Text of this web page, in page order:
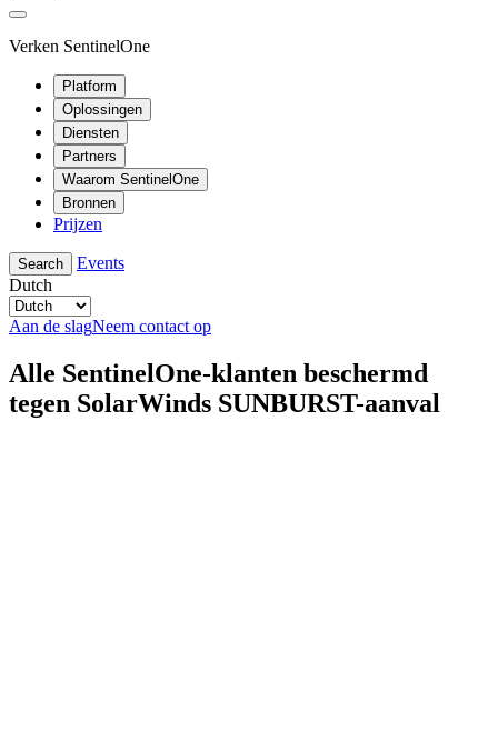
Verken SentinelOne
Platform
Oplossingen
Diensten
Partners
Waarom SentinelOne
Bronnen
Prijzen
Search
Events
Dutch
Aan de slagNeem contact op
Alle SentinelOne-klanten beschermd
tegen SolarWinds SUNBURST-aanval